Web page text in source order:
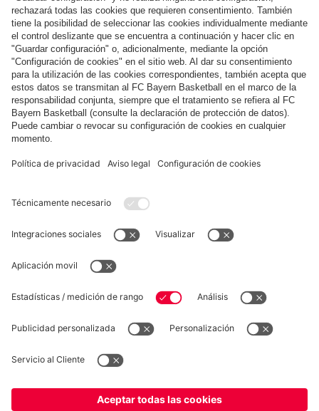
ANÁLISIS DEL PRÓXIMO RIVAL
«Todo o nada»: el partido del Wolfsburg contra
el FC Bayern será decisivo
Mostrar más contenido
COLABORADOR